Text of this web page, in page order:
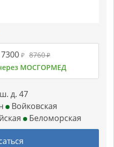
7300 ₽ 8760₽
МОСГОРМЕД
д. 47
Войковская
Беломорская